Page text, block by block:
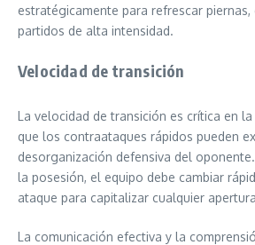
estratégicamente para refrescar piernas,
partidos de alta intensidad.
Velocidad de transición
La velocidad de transición es crítica en la
que los contraataques rápidos pueden
desorganización defensiva del
la posesión, el equipo debe cambiar
ataque para capitalizar cualquier
La comunicación efectiva y la